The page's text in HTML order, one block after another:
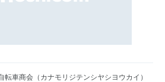
転車商会（カナモリジテンシヤシヨウカイ）